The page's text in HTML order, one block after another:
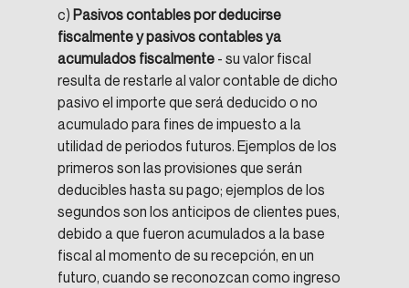
c) Pasivos contables por deducirse
fiscalmente y pasivos contables ya
acumulados fiscalmente - su valor fiscal
resulta de restarle al valor contable de dicho
pasivo el importe que será deducido o no
acumulado para fines de impuesto a la
utilidad de periodos futuros. Ejemplos de los
primeros son las provisiones que serán
deducibles hasta su pago; ejemplos de los
segundos son los anticipos de clientes pues,
debido a que fueron acumulados a la base
fiscal al momento de su recepción, en un
futuro, cuando se reconozcan como ingreso